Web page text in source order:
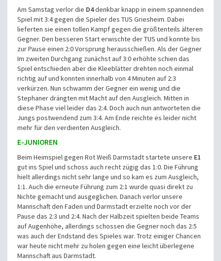
Am Samstag verlor die D4denkbar knapp in einem spannenden
Spiel mit 3:4 gegen die Spieler des TUS Griesheim. Dabei
lieferten sie einen tollen Kampf gegen die größtenteils älteren
Gegner. Den besseren Start erwischte der TUS und konnte bis
zur Pause einen 2:0 Vorsprung herausschießen. Als der Gegner
Im zweiten Durchgang zunächst auf 3:0 erhöhte schien das
Spiel entschieden aber die Kleeblätter drehten noch einmal
richtig auf und konnten innerhalb von 4 Minuten auf 2:3
verkürzen. Nun schwamm der Gegner ein wenig und die
Stephaner drängten mit Macht auf den Ausgleich. Mitten in
diese Phase viel leider das 2:4. Doch auch nun antworteten die
Jungs postwendend zum 3:4. Am Ende reichte es leider nicht
mehr für den verdienten Ausgleich.
E-JUNIOREN
Beim Heimspiel gegen Rot Weiß Darmstadt startete unsere E1
gut ins Spiel und schoss auch recht zügig das 1:0. Die Führung
hielt allerdings nicht sehr lange und so kam es zum Ausgleich,
1:1. Auch die erneute Führung zum 2:1 wurde quasi direkt zu
Nichte gemacht und ausgeglichen. Danach verlor unsere
Mannschaft den Faden und Darmstadt erzielte noch vor der
Pause das 2:3 und 2:4. Nach der Halbzeit spielten beide Teams
auf Augenhöhe, allerdings schossen die Gegner noch das 2:5
was auch der Endstand des Spieles war. Trotz einiger Chancen
war heute nicht mehr zu holen gegen eine leicht überlegene
Mannschaft aus Darmstadt.